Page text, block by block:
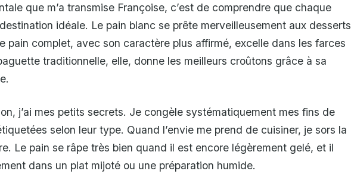
que m’a transmise Françoise, c’est de comprendre que chaque
idéale. Le pain blanc se prête merveilleusement aux desserts
pain complet, avec son caractère plus affirmé, excelle dans les farces
traditionnelle, elle, donne les meilleurs croûtons grâce à sa
j’ai mes petits secrets. Je congèle systématiquement mes fins de
selon leur type. Quand l’envie me prend de cuisiner, je sors la
Le pain se râpe très bien quand il est encore légèrement gelé, et il
dans un plat mijoté ou une préparation humide.